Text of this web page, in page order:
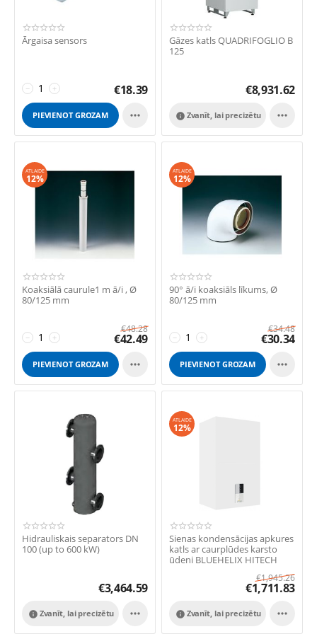
Ārgaisa sensors
+
− €18.39
PIEVIENOT GROZAM 
Gāzes katls QUADRIFOGLIO B
125
€8,931.62
Zvanīt, lai precizētu
 
ATLAIDE
12%
Koaksiālā caurule1 m ā/i , Ø
80/125 mm
+
−
€48.28
€42.49
PIEVIENOT GROZAM 
ATLAIDE
12%
90° ā/i koaksiāls līkums, Ø
80/125 mm
+
−
€34.48
€30.34
PIEVIENOT GROZAM 
Hidrauliskais separators DN
100 (up to 600 kW)
€3,464.59
Zvanīt, lai precizētu
 
ATLAIDE
12%
Sienas kondensācijas apkures
katls ar caurplūdes karsto
ūdeni BLUEHELIX HITECH
€1,945.26
€1,711.83
Zvanīt, lai precizētu
 